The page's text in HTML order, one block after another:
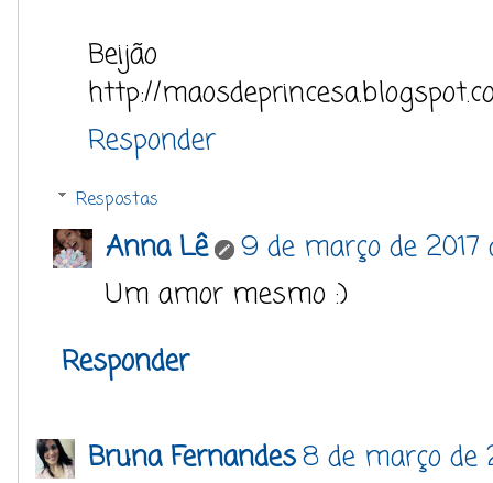
Beijão
http://
Responder
Respostas
Anna Lê
9 de março de 2017
Um amor mesmo :)
Responder
Bruna Fernandes8 de março de